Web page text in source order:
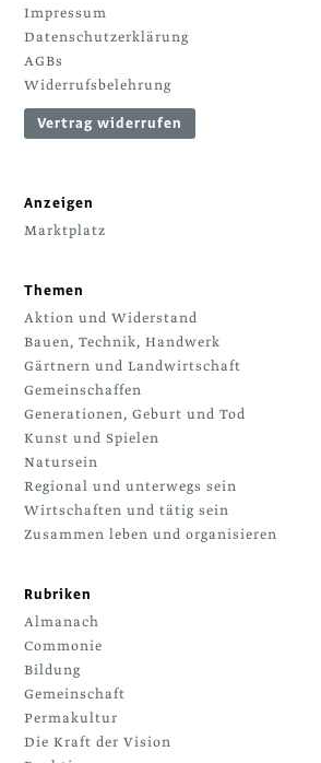
Impressum
Datenschutzerklärung
AGBs
Widerrufsbelehrung
Vertrag widerrufen
Anzeigen
Marktplatz
Themen
Aktion und Widerstand
Bauen, Technik, Handwerk
Gärtnern und Landwirtschaft
Gemeinschaffen
Generationen, Geburt und Tod
Kunst und Spielen
Natursein
Regional und unterwegs sein
Wirtschaften und tätig sein
Zusammen leben und organisieren
Rubriken
Almanach
Commonie
Bildung
Gemeinschaft
Permakultur
Die Kraft der Vision